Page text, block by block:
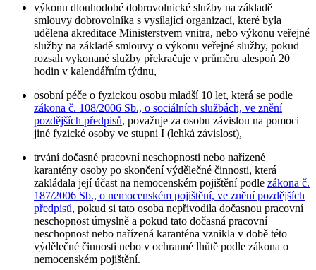
výkonu dlouhodobé dobrovolnické služby na základě
smlouvy dobrovolníka s vysílající organizací, které byla
udělena akreditace Ministerstvem vnitra, nebo výkonu veřejné
služby na základě smlouvy o výkonu veřejné služby, pokud
rozsah vykonané služby překračuje v průměru alespoň 20
hodin v kalendářním týdnu,
osobní péče o fyzickou osobu mladší 10 let, která se podle
zákona č. 108/2006 Sb., o sociálních službách, ve znění
pozdějších předpisů, považuje za osobu závislou na pomoci
jiné fyzické osoby ve stupni I (lehká závislost),
trvání dočasné pracovní neschopnosti nebo nařízené
karantény osoby po skončení výdělečné činnosti, která
zakládala její účast na nemocenském pojištění podle zákona č.
187/2006 Sb., o nemocenském pojištění, ve znění pozdějších
předpisů, pokud si tato osoba nepřivodila dočasnou pracovní
neschopnost úmyslně a pokud tato dočasná pracovní
neschopnost nebo nařízená karanténa vznikla v době této
výdělečné činnosti nebo v ochranné lhůtě podle zákona o
nemocenském pojištění.